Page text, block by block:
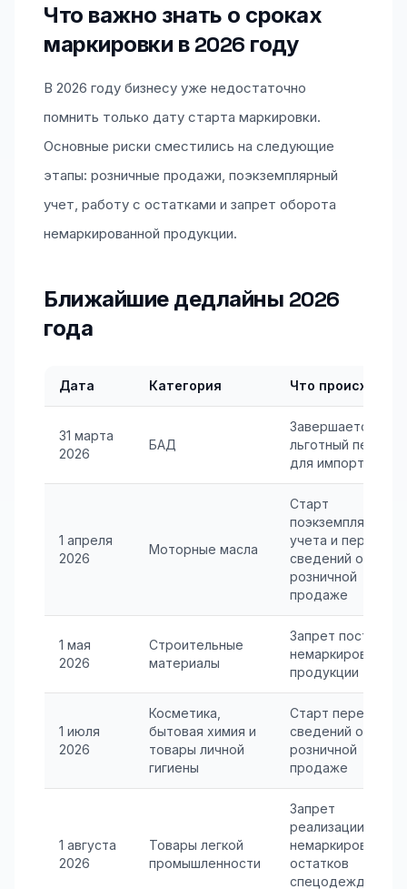
Что важно знать о сроках
маркировки в 2026 году
В 2026 году бизнесу уже недостаточно
помнить только дату старта маркировки.
Основные риски сместились на следующие
этапы: розничные продажи, поэкземплярный
учет, работу с остатками и запрет оборота
немаркированной продукции.
Ближайшие дедлайны 2026
года
Дата Категория Что происходит
31 марта
2026
БАД
Завершается
льготный период
для импортеров
1 апреля
2026
Моторные масла
Старт
поэкземплярного
учета и передачи
сведений о
розничной
продаже
1 мая
2026
Строительные
материалы
Запрет поставки
немаркированной
продукции
1 июля
2026
Косметика,
бытовая химия и
товары личной
гигиены
Старт передачи
сведений о
розничной
продаже
1 августа
2026
Товары легкой
промышленности
Запрет
реализации
немаркированных
остатков
спецодежды и